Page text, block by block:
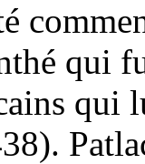
qui
qui